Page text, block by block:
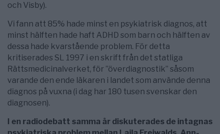
och Visby).
Vi fann att 85% hade minst en psykiatrisk diagnos, att
minst hälften hade haft ADHD som barn och hälften av
dessa hade kvarstående problem. För detta
kritiserades SL 1997 i en skrift från det statliga
Rättsmedicinalverket, för ”överdiagnostik” såsom
varande den ende läkaren i landet som använde denna
diagnos på vuxna (i dag har 180 tusen svenskar den
diagnosen).
I en radiodebatt samma år diskuterades de intagnas